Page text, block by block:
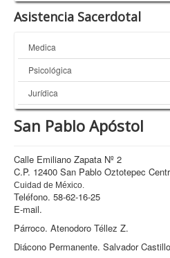
Asistencia Sacerdotal
Medica
Psicológica
Jurídica
San Pablo Apóstol
Calle Emiliano Zapata Nº 2
C.P. 12400 San Pablo Oztotepec
Cuidad de México.
Teléfono. 58-62-16-25
E-mail.
Párroco. Atenodoro Téllez Z.
Diácono Permanente. Salvador